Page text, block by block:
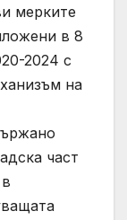
мерките
в 8
2024 с
на
част